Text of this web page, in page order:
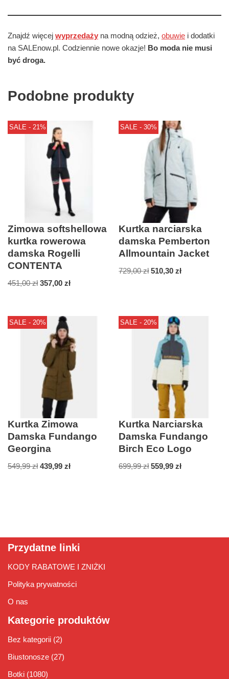
Znajdź więcej wyprzedaży na modną odzież, obuwie i dodatki
na SALEnow.pl. Codziennie nowe okazje! Bo moda nie musi
być droga.
Podobne produkty
SALE - 21%
Zimowa softshellowa
kurtka rowerowa
damska Rogelli
CONTENTA
451,00zł 357,00 zł
SALE - 30%
Kurtka narciarska
damska Pemberton
Allmountain Jacket
729,00zł 510,30zł
SALE - 20%
Kurtka Zimowa
Damska Fundango
Georgina
549,99zł 439,99 zł
SALE - 20%
Kurtka Narciarska
Damska Fundango
Birch Eco Logo
699,99zł 559,99zł
Przydatne linki
KODY RABATOWE I ZNIŻKI
Polityka prywatności
O nas
Kategorie produktów
Bez kategorii (2)
Biustonosze (27)
Botki (1080)